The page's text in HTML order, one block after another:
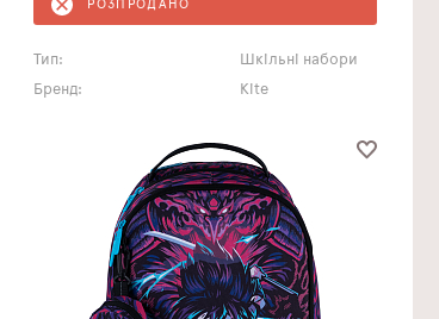
РОЗПРОДАНО
Тип:
Шкільні набори
Бренд:
Kite